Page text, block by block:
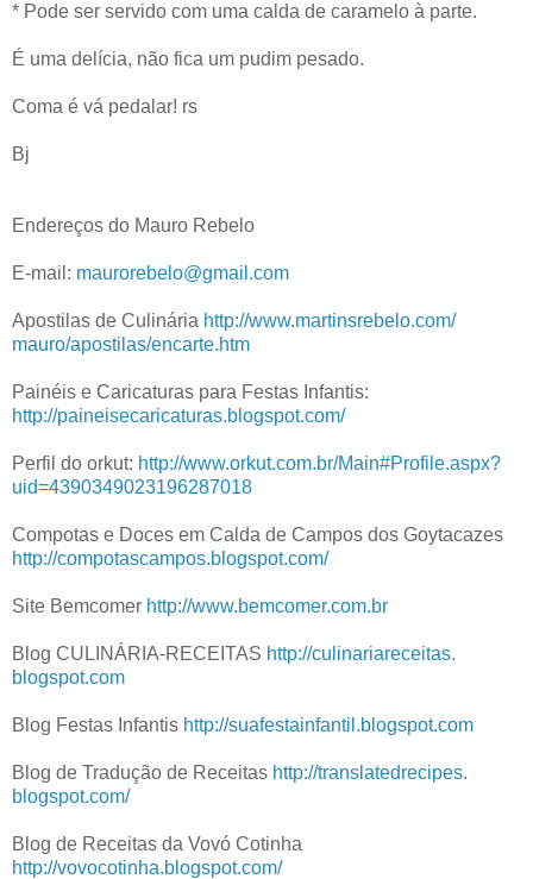
* Pode ser servido com uma calda de caramelo à parte.
É uma delícia, não fica um pudim pesado.
Coma é vá pedalar! rs
Bj
Endereços do Mauro Rebelo
E-mail: maurorebelo@gmail.com
Apostilas de Culinária http://www.martinsrebelo.com/
mauro/apostilas/encarte.htm
Painéis e Caricaturas para Festas Infantis:
http://paineisecaricaturas.blogspot.com/
Perfil do orkut: http://www.orkut.com.br/Main#Profile.aspx?
uid=4390349023196287018
Compotas e Doces em Calda de Campos dos Goytacazes
http://compotascampos.blogspot.com/
Site Bemcomer http://www.bemcomer.com.br
Blog CULINÁRIA-RECEITAS http://culinariareceitas.
blogspot.com
Blog Festas Infantis http://suafestainfantil.blogspot.com
Blog de Tradução de Receitas http://translatedrecipes.
blogspot.com/
Blog de Receitas da Vovó Cotinha
http://vovocotinha.blogspot.com/